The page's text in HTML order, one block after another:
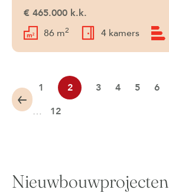
€ 465.000 k.k.
86 m2 4 kamers
1 2 3 4 5 6
…
12
Nieuwbouwprojecten